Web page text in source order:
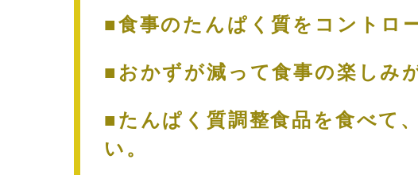
■食事のたんぱく質をコントロ
■おかずが減って食事の楽しみ
■たんぱく質調整食品を食べて
い。